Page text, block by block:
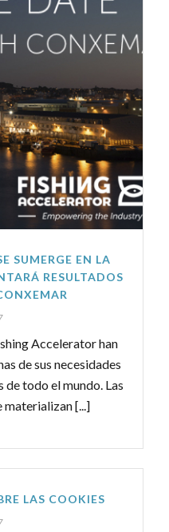
SUMERGE EN LA
RESULTADOS
Accelerator han
de sus necesidades
de todo el mundo. Las
materializan [...]
LAS COOKIES